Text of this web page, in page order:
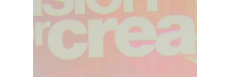
Planeta Rural
Especiales
Política